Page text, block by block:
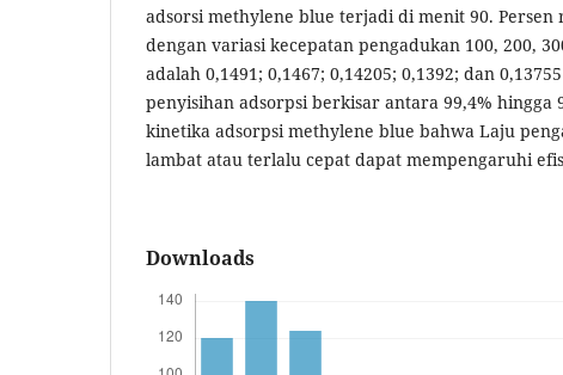
adsorsi methylene blue terjadi di menit 90. Persen
dengan variasi kecepatan pengadukan 100, 200,
adalah 0,1491; 0,1467; 0,14205; 0,1392; dan
penyisihan adsorpsi berkisar antara 99,4% hingga
kinetika adsorpsi methylene blue bahwa Laju
lambat atau terlalu cepat dapat mempengaruhi
Downloads